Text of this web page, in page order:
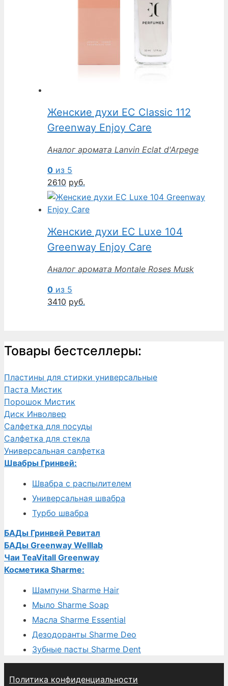
Женские духи EC Classic 112
Greenway Enjoy Care
Аналог аромата Lanvin Eclat d'Arpege
0 из 5
2610 руб.
Женские духи EC Luxe 104
Greenway Enjoy Care
Аналог аромата Montale Roses Musk
0 из 5
3410 руб.
Товары бестселлеры:
Пластины для стирки универсальные
Паста Мистик
Порошок Мистик
Диск Инволвер
Салфетка для посуды
Салфетка для стекла
Универсальная салфетка
Швабры Гринвей:
Швабра с распылителем
Универсальная швабра
Турбо швабра
БАДы Гринвей Ревитал
БАДы Greenway Welllab
Чаи TeaVitall Greenway
Косметика Sharme:
Шампуни Sharme Hair
Мыло Sharme Soap
Масла Sharme Essential
Дезодоранты Sharme Deo
Зубные пасты Sharme Dent
Политика конфиденциальности